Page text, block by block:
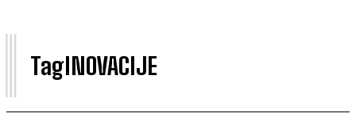
TagINOVACIJE
I